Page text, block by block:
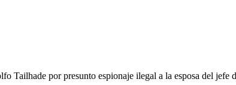
Tailhade por presunto espionaje ilegal a la esposa del